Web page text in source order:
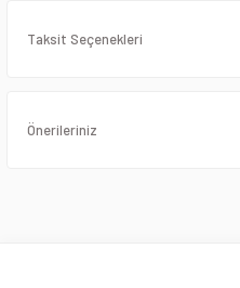
Taksit Seçenekleri
Önerileriniz